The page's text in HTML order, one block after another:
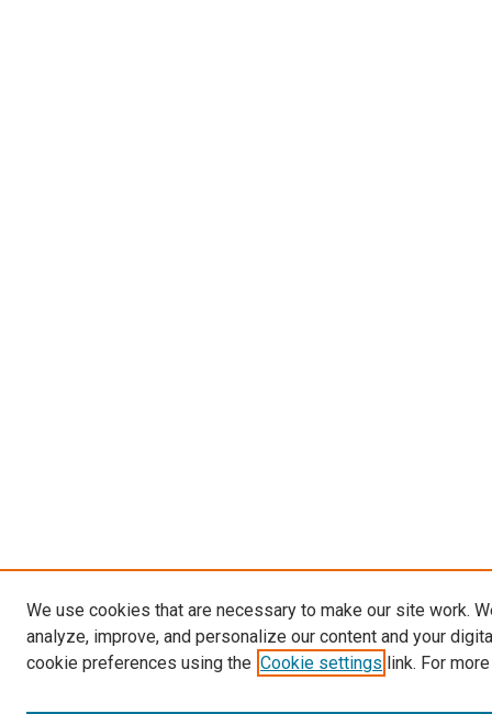
We use cookies that are necessary to make our site work.
analyze, improve, and personalize our content and your
cookie preferences using the Cookie settings link. For